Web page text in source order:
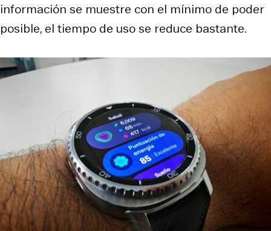
información se muestre con el mínimo de poder
posible, el tiempo de uso se reduce bastante.